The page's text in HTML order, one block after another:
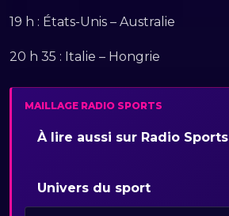
19 h : États-Unis – Australie
20 h 35 : Italie – Hongrie
MAILLAGE RADIO SPORTS
À lire aussi sur Radio Sports
Univers du sport